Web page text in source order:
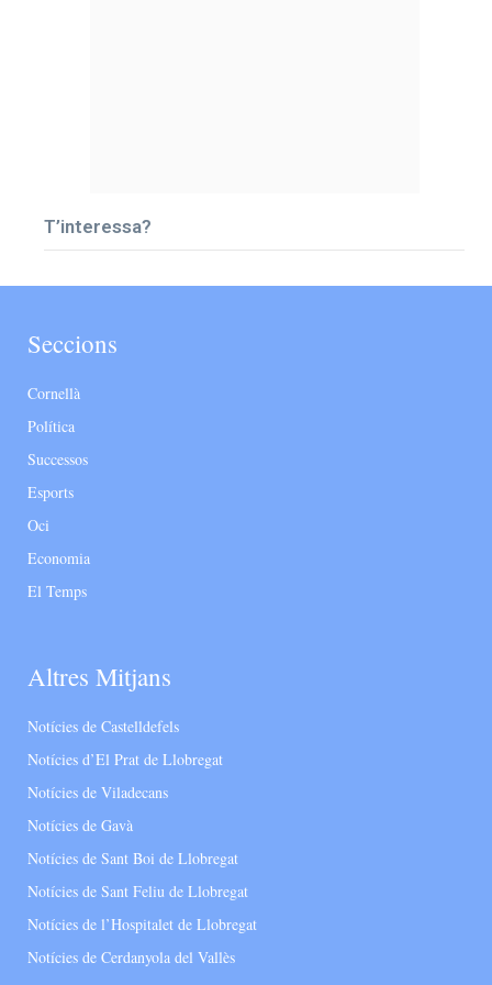
T’interessa?
Seccions
Cornellà
Política
Successos
Esports
Oci
Economia
El Temps
Altres Mitjans
Notícies de Castelldefels
Notícies d’El Prat de Llobregat
Notícies de Viladecans
Notícies de Gavà
Notícies de Sant Boi de Llobregat
Notícies de Sant Feliu de Llobregat
Notícies de l’Hospitalet de Llobregat
Notícies de Cerdanyola del Vallès